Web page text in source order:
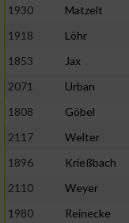
1930
Matzelt
1918
Löhr
1853
Jax
2071
Urban
1808
Göbel
2117
Welter
1896
Krießbach
2110
Weyer
1980
Reinecke